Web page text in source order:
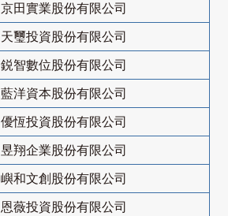
京田實業股份有限公司
天璽投資股份有限公司
鋭智數位股份有限公司
藍洋資本股份有限公司
優恆投資股份有限公司
昱翔企業股份有限公司
嶼和文創股份有限公司
恩薇投資股份有限公司